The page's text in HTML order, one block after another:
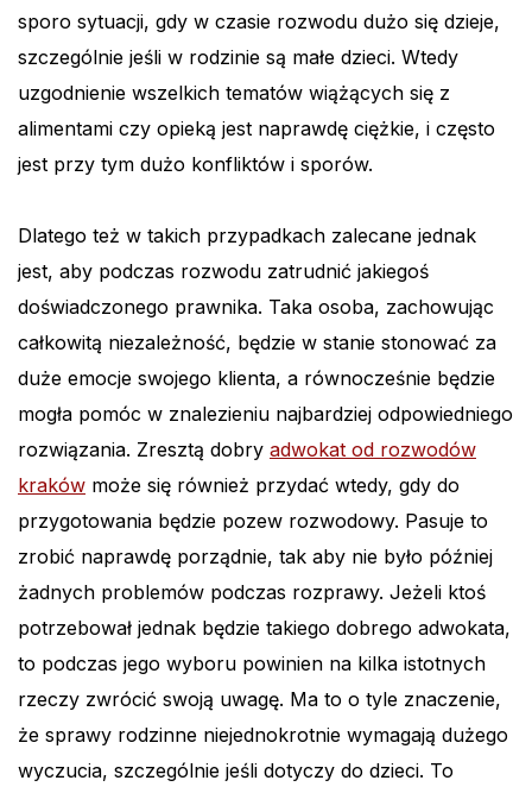
sporo sytuacji, gdy w czasie rozwodu dużo się dzieje,
szczególnie jeśli w rodzinie są małe dzieci. Wtedy
uzgodnienie wszelkich tematów wiążących się z
alimentami czy opieką jest naprawdę ciężkie, i często
jest przy tym dużo konfliktów i sporów.
Dlatego też w takich przypadkach zalecane jednak
jest, aby podczas rozwodu zatrudnić jakiegoś
doświadczonego prawnika. Taka osoba, zachowując
całkowitą niezależność, będzie w stanie stonować za
duże emocje swojego klienta, a równocześnie będzie
mogła pomóc w znalezieniu najbardziej odpowiedniego
rozwiązania. Zresztą dobry adwokat od rozwodów
kraków może się również przydać wtedy, gdy do
przygotowania będzie pozew rozwodowy. Pasuje to
zrobić naprawdę porządnie, tak aby nie było później
żadnych problemów podczas rozprawy. Jeżeli ktoś
potrzebował jednak będzie takiego dobrego adwokata,
to podczas jego wyboru powinien na kilka istotnych
rzeczy zwrócić swoją uwagę. Ma to o tyle znaczenie,
że sprawy rodzinne niejednokrotnie wymagają dużego
wyczucia, szczególnie jeśli dotyczy do dzieci. To